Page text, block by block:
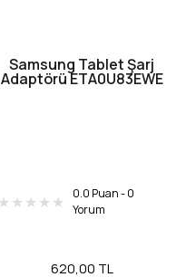
Samsung Tablet Şarj
Adaptörü ETA0U83EWE
0.0 Puan - 0
Yorum
620,00 TL